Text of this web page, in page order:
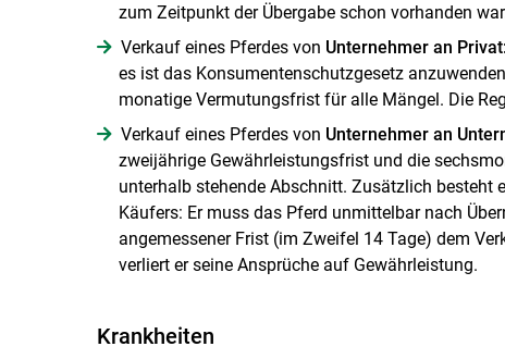
zum Zeitpunkt der Übergabe schon vorhanden
Verkauf eines Pferdes von Unternehmer an
es ist das Konsumentenschutzgesetz
monatige Vermutungsfrist für alle Mängel. Die
Verkauf eines Pferdes von Unternehmer an
zweijährige Gewährleistungsfrist und die
unterhalb stehende Abschnitt. Zusätzlich besteht
Käufers: Er muss das Pferd unmittelbar nach
angemessener Frist (im Zweifel 14 Tage) dem
verliert er seine Ansprüche auf Gewährleistung.
Krankheiten